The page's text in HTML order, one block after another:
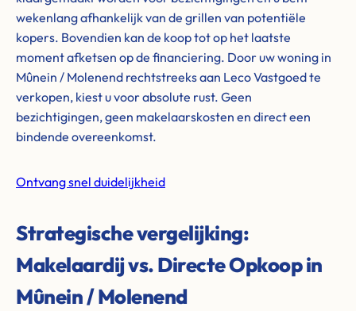
wekenlang afhankelijk van de grillen van potentiële
kopers. Bovendien kan de koop tot op het laatste
moment afketsen op de financiering. Door uw woning in
Mûnein / Molenend rechtstreeks aan Leco Vastgoed te
verkopen, kiest u voor absolute rust. Geen
bezichtigingen, geen makelaarskosten en direct een
bindende overeenkomst.
Ontvang snel duidelijkheid
Strategische vergelijking:
Makelaardij vs. Directe Opkoop in
Mûnein / Molenend